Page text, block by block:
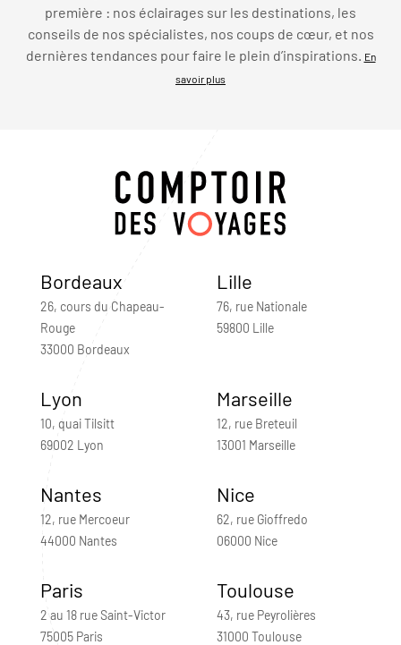
première : nos éclairages sur les destinations, les
conseils de nos spécialistes, nos coups de cœur, et nos
dernières tendances pour faire le plein d’inspirations.
En
savoir plus
Bordeaux
26, cours du Chapeau-
Rouge
33000 Bordeaux
Lille
76, rue Nationale
59800 Lille
Lyon
10, quai Tilsitt
69002 Lyon
Marseille
12, rue Breteuil
13001 Marseille
Nantes
12, rue Mercoeur
44000 Nantes
Nice
62, rue Gioffredo
06000 Nice
Paris
2 au 18 rue Saint-Victor
75005 Paris
Toulouse
43, rue Peyrolières
31000 Toulouse